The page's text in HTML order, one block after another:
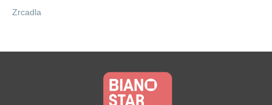
Zrcadla